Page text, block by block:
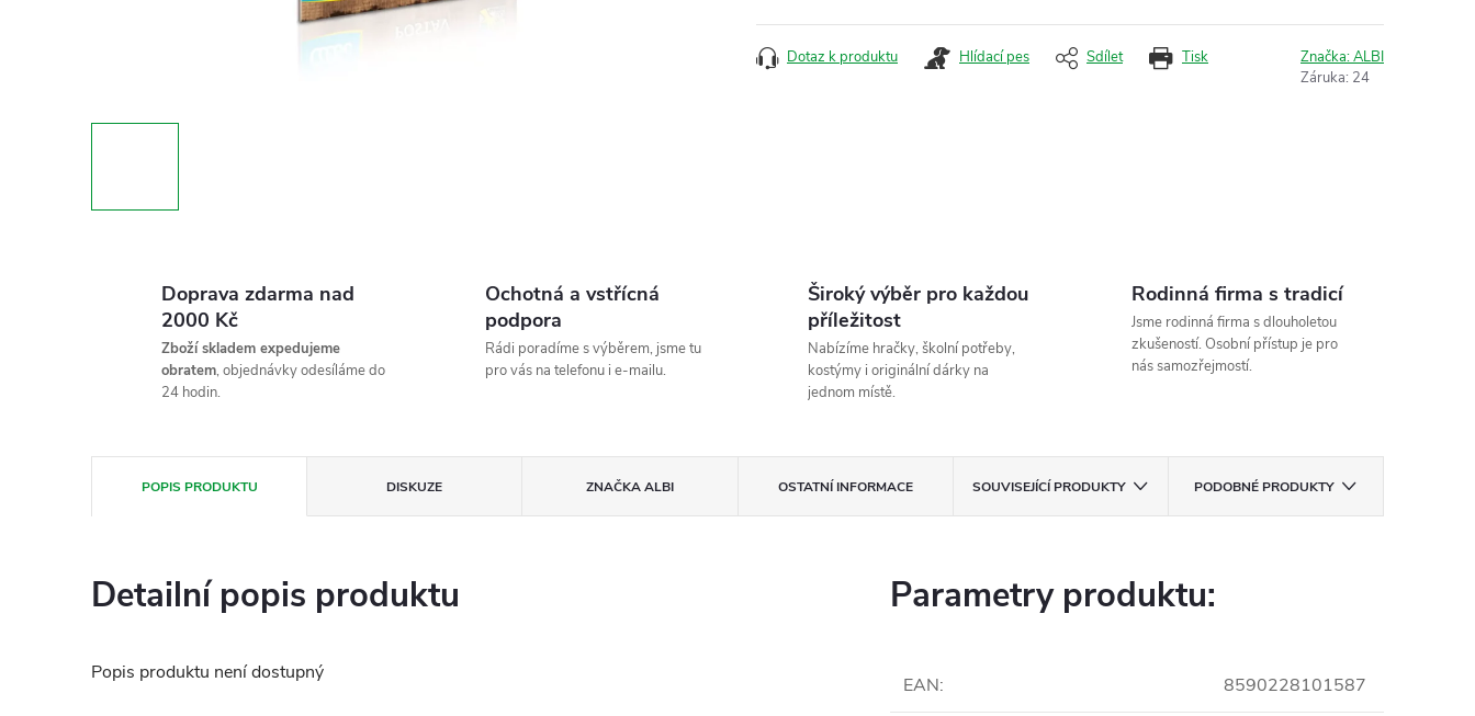
Tisk
Dotaz k produktu Hlídací pes Sdílet Značka:ALBI
Záruka: 24
Doprava zdarma nad
2000 Kč
Zboží skladem expedujeme
obratem, objednávky odesíláme do
24 hodin.
Ochotná a vstřícná
podpora
Rádi poradíme s výběrem, jsme tu
pro vás na telefonu i e-mailu.
Široký výběr pro každou
příležitost
Nabízíme hračky, školní potřeby,
kostýmy i originální dárky na
jednom místě.
Rodinná firma s tradicí
Jsme rodinná firma s dlouholetou
zkušeností. Osobní přístup je pro
nás samozřejmostí.
POPIS PRODUKTU DISKUZE ZNAČKAALBI OSTATNÍ INFORMACE SOUVISEJÍCÍ PRODUKTY PODOBNÉ PRODUKTY
Detailní popis produktu
Popis produktu není dostupný
Parametry produktu:
EAN: 8590228101587